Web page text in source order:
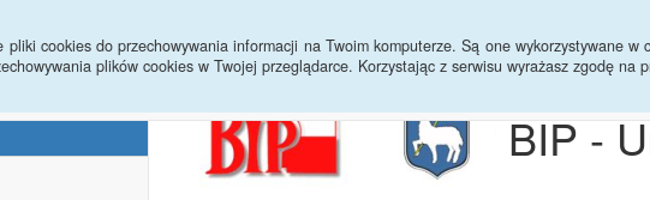
pliki cookies do przechowywania informacji na Twoim komputerze. Są one wykorzystywane
plików cookies w Twojej przeglądarce. Korzystając z serwisu wyrażasz zgodę na
BIP -